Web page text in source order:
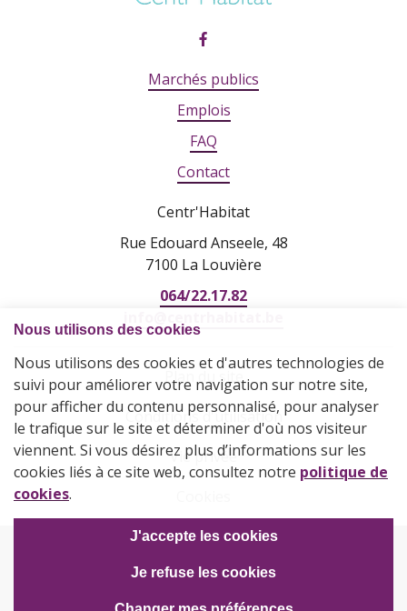
Marchés publics
Emplois
FAQ
Contact
Centr'Habitat
Rue Edouard Anseele, 48
7100 La Louvière
064/22.17.82
Plan du site
Conditions d'utilisation
Vie privée
© 2026 Société | IBAN BE20 371 03901 2456 | TVA BE
0401.763.211 | SRL agrée par la Société Wallonne du Logement